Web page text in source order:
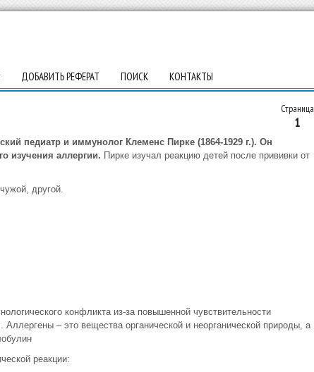
ДОБАВИТЬ РЕФЕРАТ ПОИСК КОНТАКТЫ
Страница
1
педиатр и иммунолог Клеменс Пирке (1864-1929 г.). Он
изучения аллергии. Пирке изучал реакцию детей после прививки от
другой.
конфликта из-за повышенной чувствительности
Аллергены – это вещества органической и неорганической природы, а
реакции: